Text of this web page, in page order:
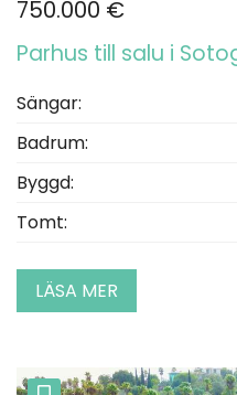
750.000 €
Parhus till salu i
Sängar:
Badrum:
Byggd:
Tomt:
LÄSA MER